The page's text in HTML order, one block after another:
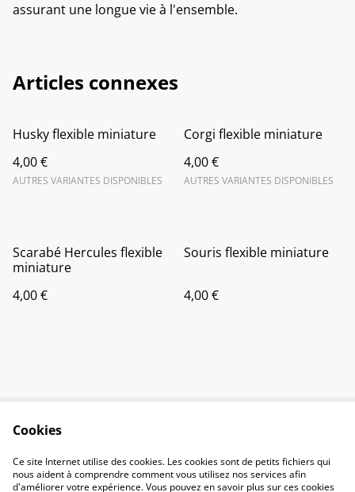
assurant une longue vie à l'ensemble.
Articles connexes
Husky flexible miniature
4,00 €
AUTRES VARIANTES DISPONIBLES
Corgi flexible miniature
4,00 €
AUTRES VARIANTES DISPONIBLES
Scarabé Hercules flexible
miniature
4,00 €
Souris flexible miniature
4,00 €
Politique de
confidentialité
Politique de cookies
Cookies
Ce site Internet utilise des cookies. Les cookies sont de petits fichiers qui
nous aident à comprendre comment vous utilisez nos services afin
d'améliorer votre expérience. Vous pouvez en savoir plus sur ces cookies